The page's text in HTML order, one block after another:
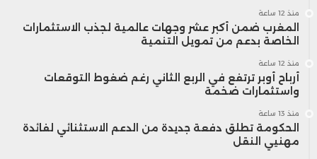
منذ 12 ساعة
المغرب ضمن أكبر عشر وجهات عالمية لجذب الاستثمارات
الخاصة بدعم من تمويل التنمية
منذ 12 ساعة
أرباح أوبر ترتفع في الربع الثاني رغم ضغوط التوقعات
واستثمارات ضخمة
منذ 13 ساعة
الحكومة تطلق دفعة جديدة من الدعم الاستثنائي لفائدة
مهنيي النقل